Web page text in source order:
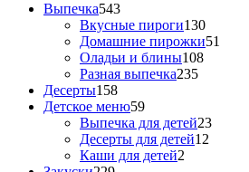
Выпечка543
Вкусные пироги130
Домашние пирожки51
Оладьи и блины108
Разная выпечка235
Десерты158
Детское меню59
Выпечка для детей23
Десерты для детей12
Каши для детей2